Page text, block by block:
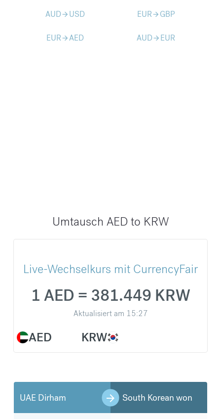
AUDarrow_forward USD EURarrow_forward GBP
EURarrow_forwardAED AUDarrow_forward EUR
Umtausch AED to KRW
Live-Wechselkurs mit CurrencyFair
AED
1 AED = 381.449 KRW
Aktualisiert am 15:27
KRW
UAE Dirham South Korean won